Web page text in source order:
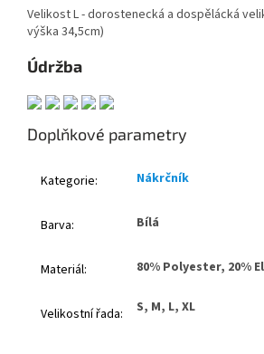
VelikostL- dorostenecká a dospělácká
výška 34,5cm)
Údržba
Doplňkové parametry
Kategorie: Nákrčník
Barva: Bílá
Materiál: 80% Polyester, 20%
Velikostní řada: S, M, L, XL